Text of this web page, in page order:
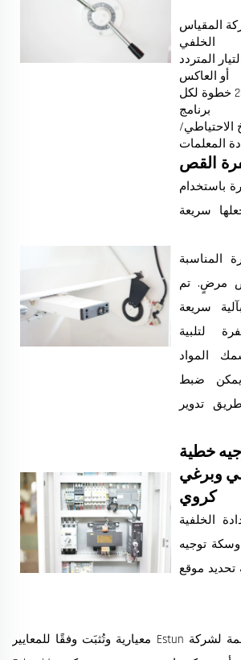
المقياس
الخلفي
المتردد
أو العاكس
• 40 برنامج مخزن، 25 خطوة لكل
برنامج
الاحتياطي/
المعلمات
القص
باستخدام
سريعة
المناسبة
مرضٍ. تم
سريعة
لتلبية
المواد
يمكن ضبط
تدوير
خطية
وبرغي
كروي
الخلفية
توجيه
موقع
خزانات الكهرباء الداعمة لشركة Estun معيارية وتُثبَت وفقًا للمعايير